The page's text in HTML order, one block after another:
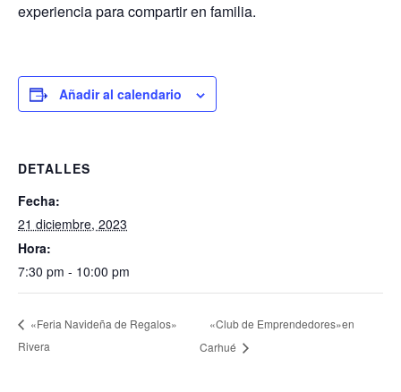
experiencia para compartir en familia.
Añadir al calendario
DETALLES
Fecha:
21 diciembre, 2023
Hora:
7:30 pm - 10:00 pm
«Feria Navideña de Regalos»
Rivera
«Club de Emprendedores»en
Carhué